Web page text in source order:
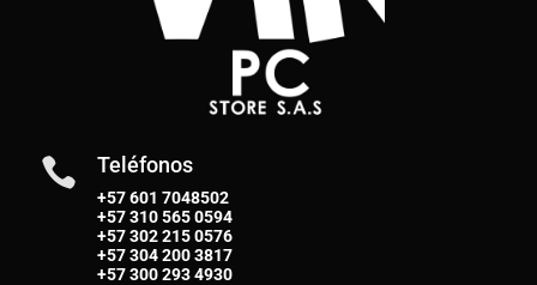
 Teléfonos
+57 601 7048502
+57310 565 0594
+57302 215 0576
+57304 200 3817
+57300 293 4930